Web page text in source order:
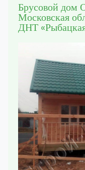
Брусовой дом
Московская
ДНТ